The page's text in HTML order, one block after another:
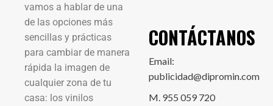
vamos a hablar de una
de las opciones más
sencillas y prácticas
para cambiar de manera
rápida la imagen de
cualquier zona de tu
casa: los vinilos
CONTÁCTANOS
Email:
publicidad@dipromin.com
M. 955 059 720